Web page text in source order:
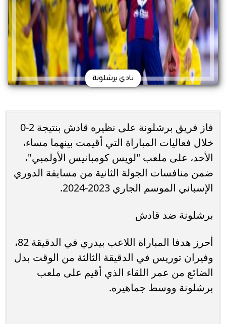
نادي برشلونة
فاز فريق برشلونة على نظيره قادش بنتيجة 2-0
خلال فعاليات المباراة التي أقيمت بينهما مساء،
الأحد، على ملعب "لويس كومبانيس الأولمبي"،
ضمن منافسات الجولة الثانية من مسابقة الدوري
الإسباني الموسم الجاري 2023-2024.
برشلونة ضد قادش
أحرز هدفا المباراة اللاعب بيدري في الدقيقة 82،
وفيران توريس في الدقيقة الثالثة من الوقت بدل
الضائع من عمر اللقاء الذي أقيم على ملعب
برشلونة ووسط جماهيره.